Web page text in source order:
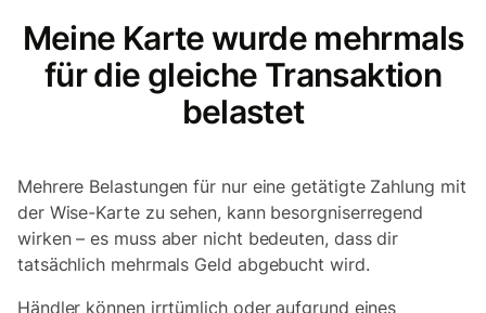
Meine Karte wurde mehrmals
für die gleiche Transaktion
belastet
Mehrere Belastungen für nur eine getätigte Zahlung mit
der Wise-Karte zu sehen, kann besorgniserregend
wirken – es muss aber nicht bedeuten, dass dir
tatsächlich mehrmals Geld abgebucht wird.
Händler können irrtümlich oder aufgrund eines